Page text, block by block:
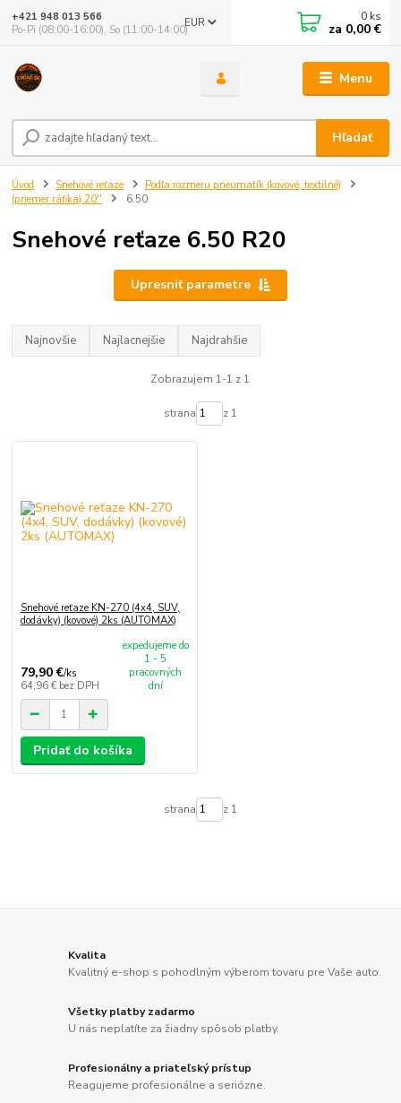
Menu
EUR
Hľadať
+421 948 013 566
Po-Pi (08:00-16:00), So (11:00-14:00)
0 ks
za 0,00 €
Úvod Snehové reťaze
Podľa rozmeru pneumatík (kovové, textilné)
(priemer ráfika) 20''
6.50
Snehové reťaze 6.50 R20
Upresniť parametre
Najnovšie Najlacnejšie Najdrahšie
Zobrazujem 1-1 z 1
strana z 1
Snehové reťaze KN-270 (4x4, SUV,
dodávky) (kovové) 2ks (AUTOMAX)
79,90 €/ks
64,96 € bez DPH
expedujeme do
1 - 5
pracovných
dní
Pridať do košíka
strana z 1
Kvalita
Kvalitný e-shop s pohodlným výberom tovaru pre Vaše auto.
Všetky platby zadarmo
U nás neplatíte za žiadny spôsob platby.
Profesionálny a priateľský prístup
Reagujeme profesionálne a seriózne.